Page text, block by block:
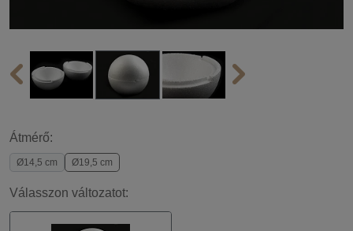
Átmérő:
Ø14,5 cm Ø19,5 cm
Válasszon változatot: